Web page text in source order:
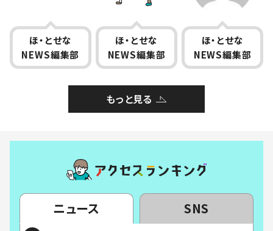
ほ・とせな
NEWS編集部
ほ・とせな
NEWS編集部
ほ・とせな
NEWS編集部
もっと見る
ニュース SNS